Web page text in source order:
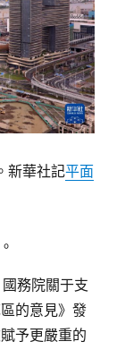
華社記平面
務院關于支
的意見》發
予更嚴重的